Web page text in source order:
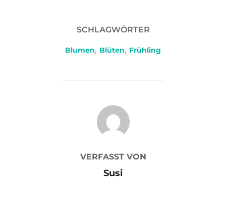
SCHLAGWÖRTER
Blumen, Blüten, Frühling
BEITRAGSAUTOR
VERFASST VON
Susi